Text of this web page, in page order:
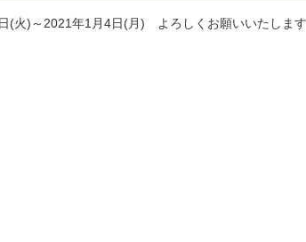
(火)～2021年1月4日(月) よろしくお願いいたします